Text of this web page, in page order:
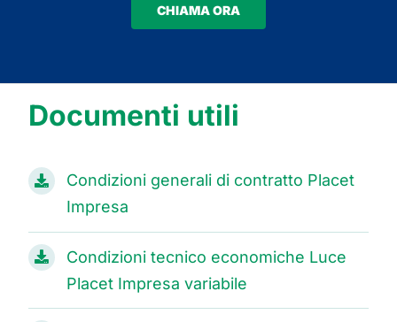
CHIAMA ORA
Documenti utili
Condizioni generali di contratto Placet
Impresa
Condizioni tecnico economiche Luce
Placet Impresa variabile